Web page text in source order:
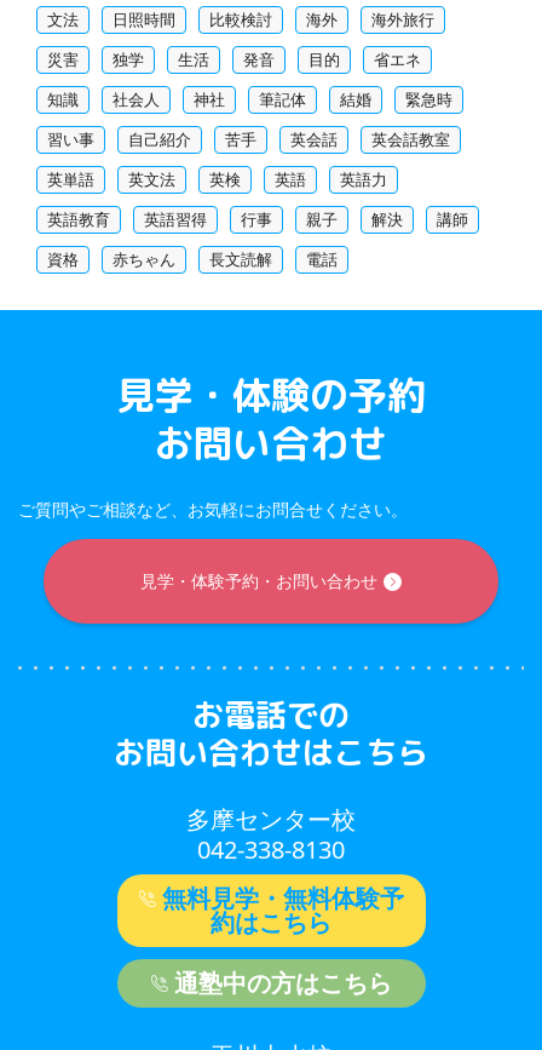
文法
日照時間 比較検討 海外
海外旅行
災害
独学 生活 発音 目的
省エネ
知識
社会人 神社 筆記体 結婚
緊急時
習い事
自己紹介 苦手 英会話
英会話教室
英単語
英文法 英検 英語
英語力
英語教育
英語習得 行事 親子 解決
講師
資格
赤ちゃん 長文読解 電話
見学・体験の予約
お問い合わせ
ご質問やご相談など、お気軽にお問合せください。
見学・体験予約・お問い合わせ
お電話での
お問い合わせはこちら
多摩センター校
042-338-8130
無料見学・無料体験予
約はこちら
通塾中の方はこちら